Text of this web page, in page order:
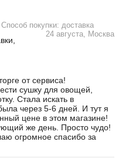
Способ покупки: доставка
24 августа, Москва
от сервиса!
сушку для овощей,
Стала искать в
через 5-6 дней. И тут я
цене в этом магазине!
же день. Просто чудо!
огромное спасибо за